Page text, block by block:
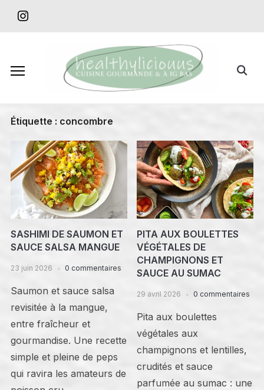
instagram
Search
Étiquette : concombre
SASHIMI DE SAUMON ET
SAUCE SALSA MANGUE
23 juin 2026 0 commentaires
Saumon et sauce salsa
revisitée à la mangue,
entre fraîcheur et
gourmandise. Une recette
simple et pleine de peps
qui ravira les amateurs de
PITA AUX BOULETTES
VÉGÉTALES DE
CHAMPIGNONS ET
SAUCE AU SUMAC
29 avril 2026 0 commentaires
Pita aux boulettes
végétales aux
champignons et lentilles,
crudités et sauce
parfumée au sumac : une